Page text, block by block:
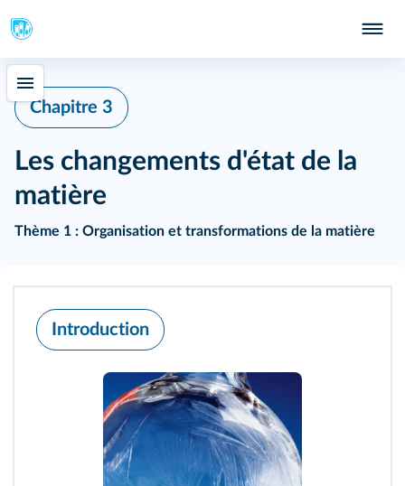
Chapitre 3
Les changements d'état de la
matière
Thème 1 : Organisation et transformations de la matière
Introduction